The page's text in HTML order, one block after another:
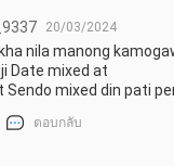
20/03/2024
nila manong
Date mixed at
Sendo mixed din pati
ตอบกลับ